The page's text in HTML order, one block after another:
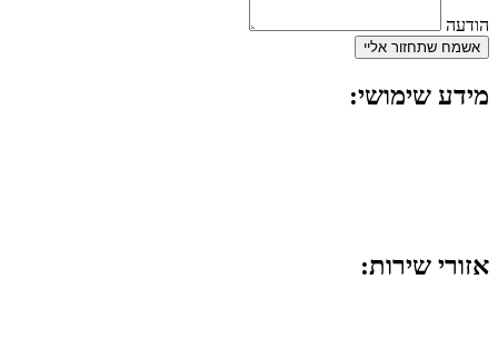
הודעה
אשמח שתחזור אליי
מידע שימושי:
אזורי שירות: